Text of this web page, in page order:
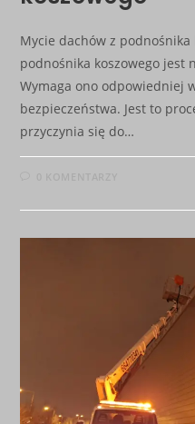
Mycie dachów z
podnośnika koszowego jest
Wymaga ono odpowiedniej
bezpieczeństwa. Jest to
przyczynia się do…